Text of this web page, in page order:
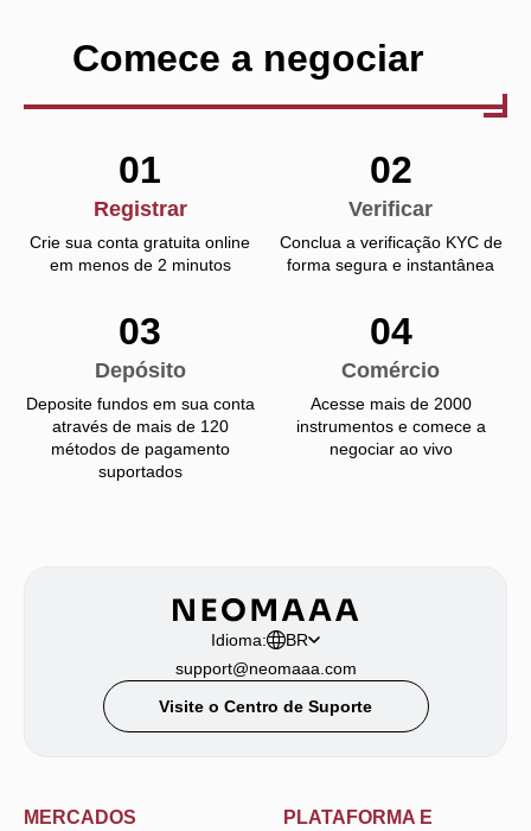
Comece a negociar
01
Registrar
Crie sua conta gratuita online
em menos de 2 minutos
02
Verificar
Conclua a verificação KYC de
forma segura e instantânea
03
Depósito
Deposite fundos em sua conta
através de mais de 120
métodos de pagamento
suportados
04
Comércio
Acesse mais de 2000
instrumentos e comece a
negociar ao vivo
Idioma:
BR
support@neomaaa.com
Visite o Centro de Suporte
MERCADOS
PLATAFORMA E